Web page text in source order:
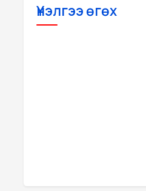
Үнэлгээ өгөх